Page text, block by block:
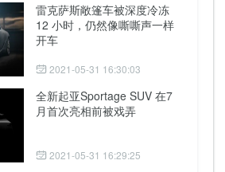
雷克萨斯敞篷车被深度冷冻
12 小时，仍然像嘶嘶声一样
开车
2021-05-31 16:30:03
全新起亚Sportage SUV 在7
月首次亮相前被戏弄
2021-05-31 16:29:25